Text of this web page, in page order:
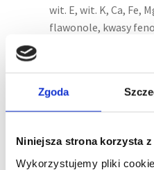
Zgoda
Niniejsza strona korzysta
Wykorzystujemy pliki
wit. E, wit. K, Ca, Fe,
flawonole, kwasy
Instrukcja prawidłowego
Apto-flex należy podawać
dawkach podzielonych,
Dla uzyskania widocznych